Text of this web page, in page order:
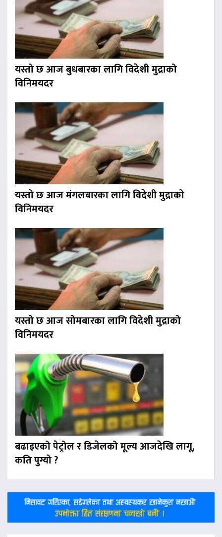
यस्तो छ आज बुधबारका लागि विदेशी मुद्राको
विनिमयदर
यस्तो छ आज मंगलबारका लागि विदेशी मुद्राको
विनिमयदर
यस्तो छ आज सोमबारका लागि विदेशी मुद्राको
विनिमयदर
बढाइएको पेट्रोल र डिजेलको मूल्य आजदेखि लागू,
कति पुग्यो ?